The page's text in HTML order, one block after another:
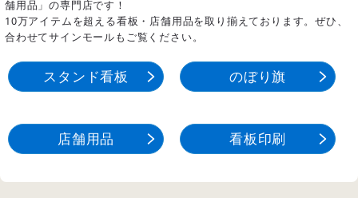
舗用品」の専門店です！
10万アイテムを超える看板・店舗用品を取り揃えております。ぜひ、
合わせてサインモールもご覧ください。
スタンド看板 のぼり旗
店舗用品 看板印刷